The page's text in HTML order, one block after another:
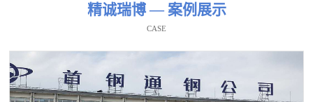
精诚瑞博 — 案例展示
CASE